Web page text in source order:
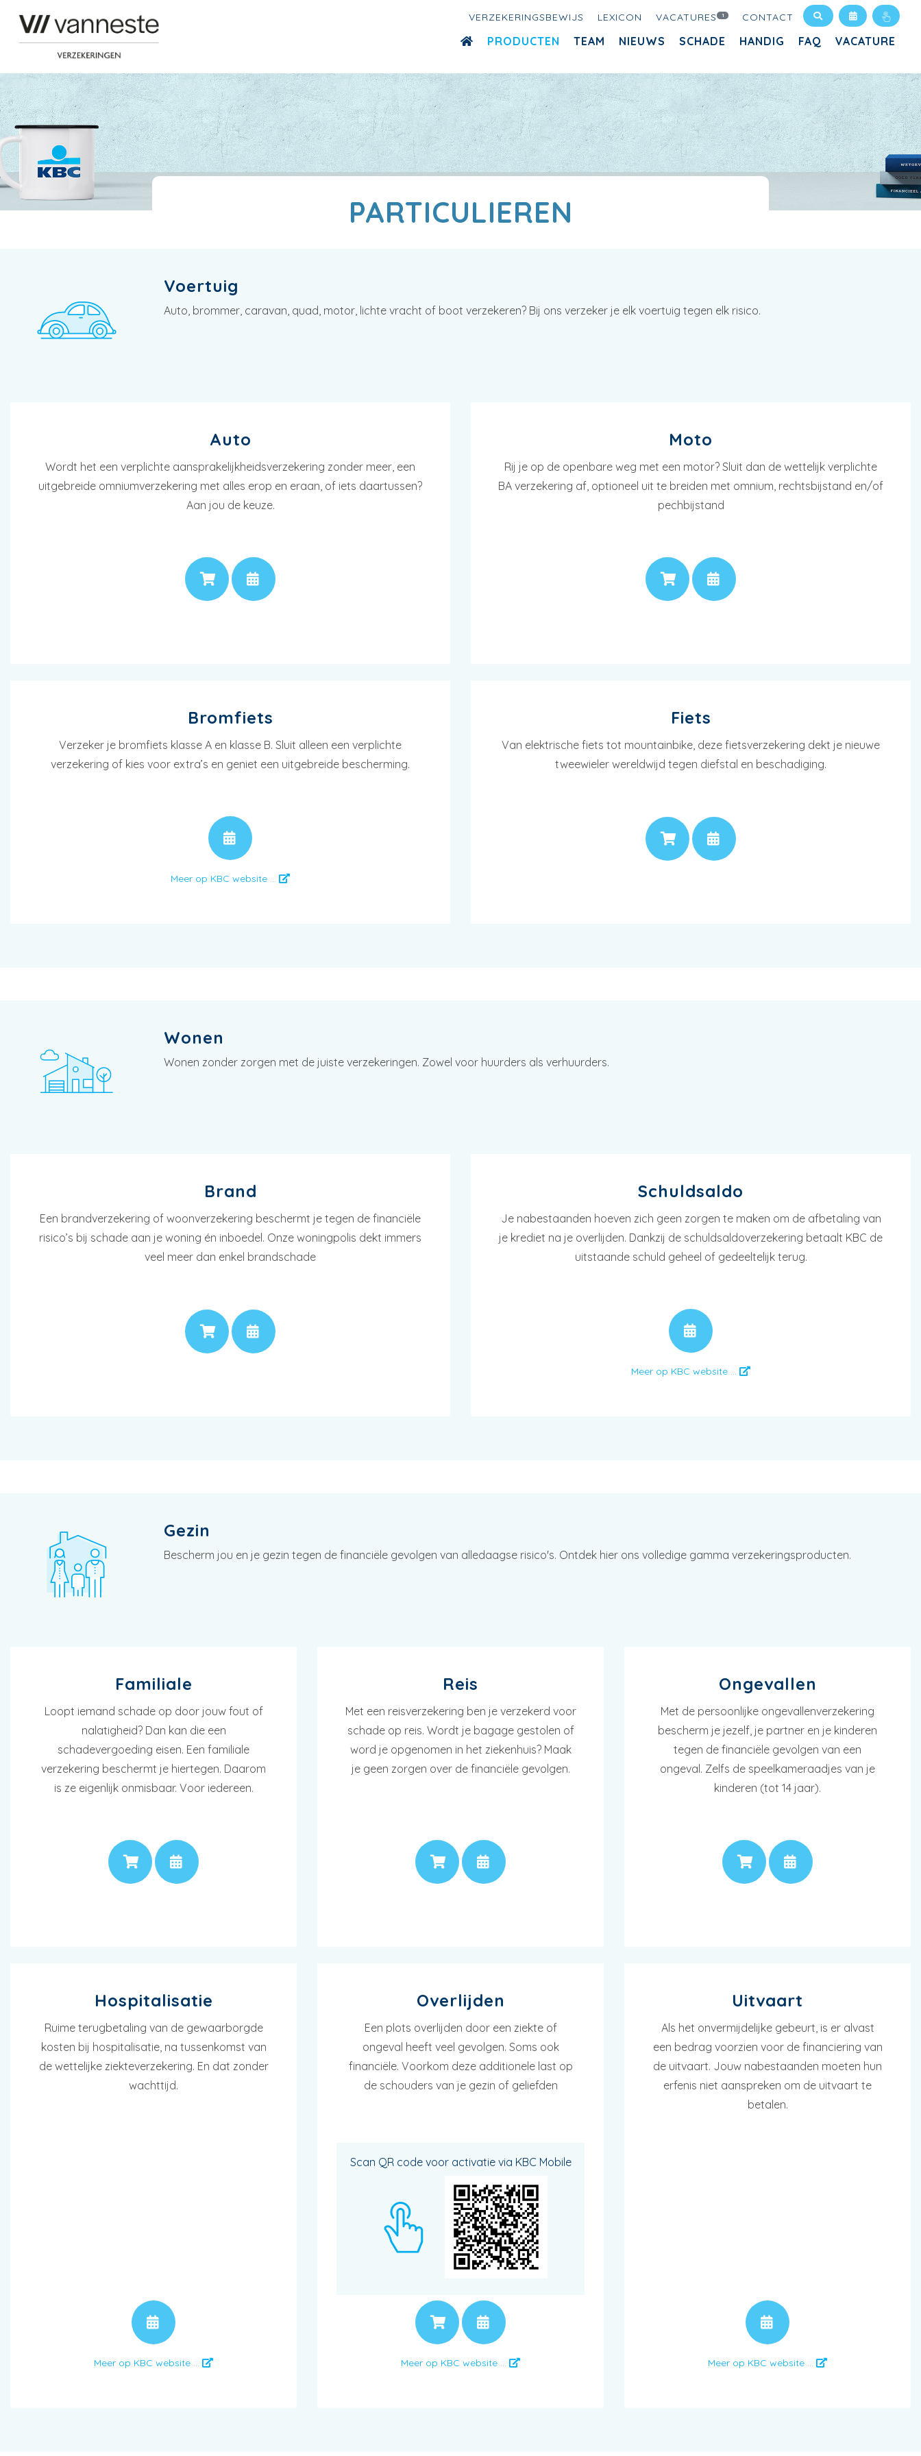
VERZEKERINGSBEWIJS LEXICON VACATURES 1 CONTACT
PRODUCTEN TEAM NIEUWS SCHADE HANDIG FAQ VACATURE
PARTICULIEREN
Voertuig
Auto, brommer, caravan, quad, motor, lichte vracht of boot verzekeren? Bij ons verzeker je elk voertuig tegen elk risico.
Auto
Wordt het een verplichte aansprakelijkheidsverzekering zonder meer, een
uitgebreide omniumverzekering met alles erop en eraan, of iets daartussen?
Aan jou de keuze.
PRIJS
Moto
Rij je op de openbare weg met een motor? Sluit dan de wettelijk verplichte
BA verzekering af, optioneel uit te breiden met omnium, rechtsbijstand en/of
pechbijstand
PRIJS
Bromfiets
Verzeker je bromfiets klasse A en klasse B. Sluit alleen een verplichte
verzekering of kies voor extra’s en geniet een uitgebreide bescherming.
Meer op KBC website ...
Fiets
Van elektrische fiets tot mountainbike, deze fietsverzekering dekt je nieuwe
tweewieler wereldwijd tegen diefstal en beschadiging.
PRIJS
Wonen
Wonen zonder zorgen met de juiste verzekeringen. Zowel voor huurders als verhuurders.
Brand
Een brandverzekering of woonverzekering beschermt je tegen de financiële
risico’s bij schade aan je woning én inboedel. Onze woningpolis dekt immers
veel meer dan enkel brandschade
PRIJS
Schuldsaldo
Je nabestaanden hoeven zich geen zorgen te maken om de afbetaling van
je krediet na je overlijden. Dankzij de schuldsaldoverzekering betaalt KBC de
uitstaande schuld geheel of gedeeltelijk terug.
Meer op KBC website ...
Gezin
Bescherm jou en je gezin tegen de financiële gevolgen van alledaagse risico's. Ontdek hier ons volledige gamma verzekeringsproducten.
Familiale
Loopt iemand schade op door jouw fout of
nalatigheid? Dan kan die een
schadevergoeding eisen. Een familiale
verzekering beschermt je hiertegen. Daarom
is ze eigenlijk onmisbaar. Voor iedereen.
PRIJS
Reis
Met een reisverzekering ben je verzekerd voor
schade op reis. Wordt je bagage gestolen of
word je opgenomen in het ziekenhuis? Maak
je geen zorgen over de financiële gevolgen.
PRIJS
Ongevallen
Met de persoonlijke ongevallenverzekering
bescherm je jezelf, je partner en je kinderen
tegen de financiële gevolgen van een
ongeval. Zelfs de speelkameraadjes van je
kinderen (tot 14 jaar).
PRIJS
Hospitalisatie
Ruime terugbetaling van de gewaarborgde
kosten bij hospitalisatie, na tussenkomst van
de wettelijke ziekteverzekering. En dat zonder
wachttijd.
Meer op KBC website ...
Overlijden
Een plots overlijden door een ziekte of
ongeval heeft veel gevolgen. Soms ook
financiële. Voorkom deze additionele last op
de schouders van je gezin of geliefden
Scan QR code voor activatie via KBC Mobile
PRIJS
Meer op KBC website ...
Uitvaart
Als het onvermijdelijke gebeurt, is er alvast
een bedrag voorzien voor de financiering van
de uitvaart. Jouw nabestaanden moeten hun
erfenis niet aanspreken om de uitvaart te
betalen.
Meer op KBC website ...